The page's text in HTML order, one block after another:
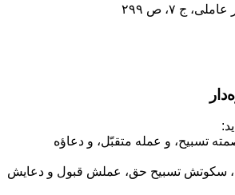
ج ۷، ص ۲۹۹
تسبيح، و عمله متقبّل، و دعاؤه
سكوتش تسبيح حق، عملش قبول و دعايش